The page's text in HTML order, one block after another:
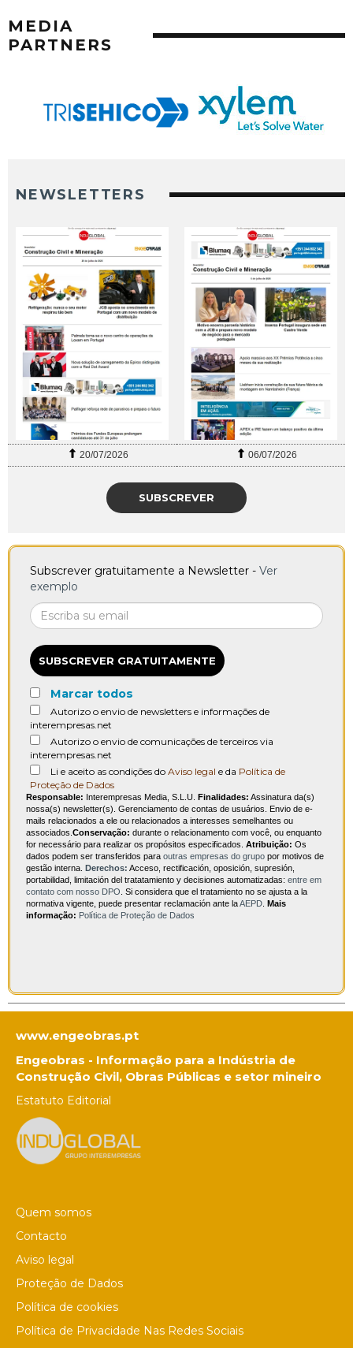
MEDIA
PARTNERS
NEWSLETTERS
20/07/2026 06/07/2026
SUBSCREVER
Subscrever gratuitamente a Newsletter - Ver
exemplo
SUBSCREVER GRATUITAMENTE
Marcar todos
Autorizo o envio de newsletters e informações de
interempresas.net
Autorizo o envio de comunicações de terceiros via
interempresas.net
Li e aceito as condições do Aviso legal e da Política de
Proteção de Dados
Responsable: Interempresas Media, S.L.U. Finalidades: Assinatura da(s)
nossa(s) newsletter(s). Gerenciamento de contas de usuários. Envio de e-
mails relacionados a ele ou relacionados a interesses semelhantes ou
associados.Conservação: durante o relacionamento com você, ou enquanto
for necessário para realizar os propósitos especificados. Atribuição: Os
dados podem ser transferidos para outras empresas do grupo por motivos de
gestão interna. Derechos: Acceso, rectificación, oposición, supresión,
portabilidad, limitación del tratatamiento y decisiones automatizadas: entre em
contato com nosso DPO. Si considera que el tratamiento no se ajusta a la
normativa vigente, puede presentar reclamación ante laAEPD. Mais
informação: Política de Proteção de Dados
www.engeobras.pt
Engeobras - Informação para a Indústria de
Construção Civil, Obras Públicas e setor mineiro
Estatuto Editorial
Quem somos
Contacto
Aviso legal
Proteção de Dados
Política de cookies
Política de Privacidade Nas Redes Sociais